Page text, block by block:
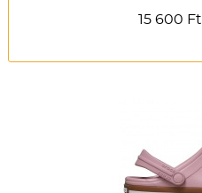
15 600 Ft